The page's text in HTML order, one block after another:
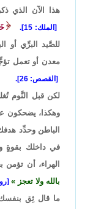
هذا الآن الذي
[الملك: 15].
للصَّيد البرِّي أو
معدن أو تعمل
[القصص: 26].
لكن قبل النَّوم
وهكذا، يضحكون
الباطن وحدِّد
في داخلك بقوةٍ
الهراء، أن
بالله ولا تعجز
ما قال ثِق